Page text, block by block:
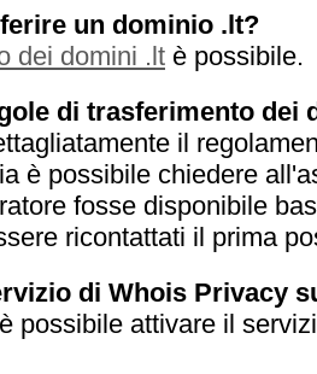
un dominio .lt?
dei domini .lt è possibile.
di trasferimento dei
il
è possibile chiedere
fosse disponibile
ricontattati il prima
di Whois Privacy
possibile attivare il